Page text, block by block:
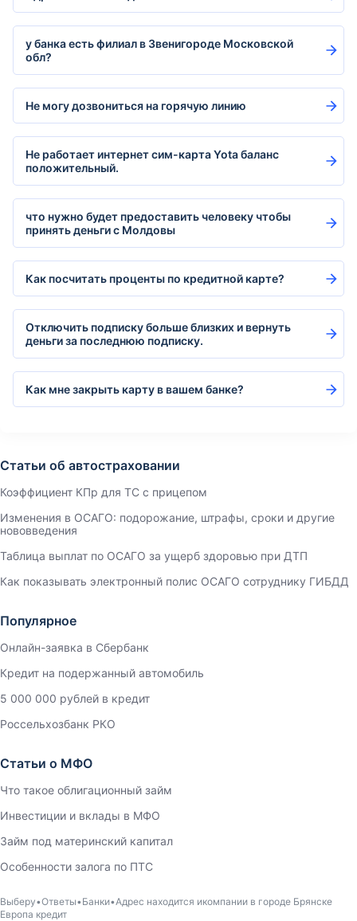
у банка есть филиал в Звенигороде Московской
обл?
Не могу дозвониться на горячую линию
Не работает интернет сим-карта Yota баланс
положительный.
что нужно будет предоставить человеку чтобы
принять деньги с Молдовы
Как посчитать проценты по кредитной карте?
Отключить подписку больше близких и вернуть
деньги за последнюю подписку.
Как мне закрыть карту в вашем банке?
Статьи об автостраховании
Коэффициент КПр для ТС с прицепом
Изменения в ОСАГО: подорожание, штрафы, сроки и другие
нововведения
Таблица выплат по ОСАГО за ущерб здоровью при ДТП
Как показывать электронный полис ОСАГО сотруднику ГИБДД
Популярное
Онлайн-заявка в Сбербанк
Кредит на подержанный автомобиль
5 000 000 рублей в кредит
Россельхозбанк РКО
Статьи о МФО
Что такое облигационный займ
Инвестиции и вклады в МФО
Займ под материнский капитал
Особенности залога по ПТС
Выберу Ответы Банки Адрес находится икомпании в городе Брянске
Европа кредит